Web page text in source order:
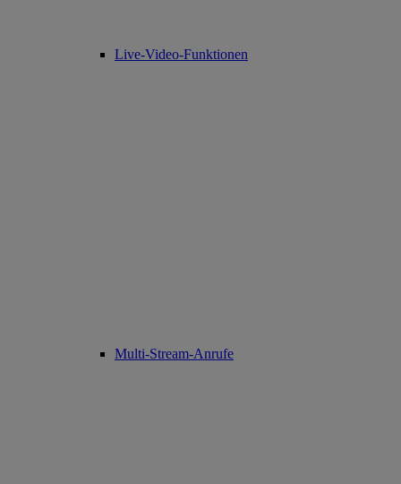
Live-Video-Funktionen
Multi-Stream-Anrufe